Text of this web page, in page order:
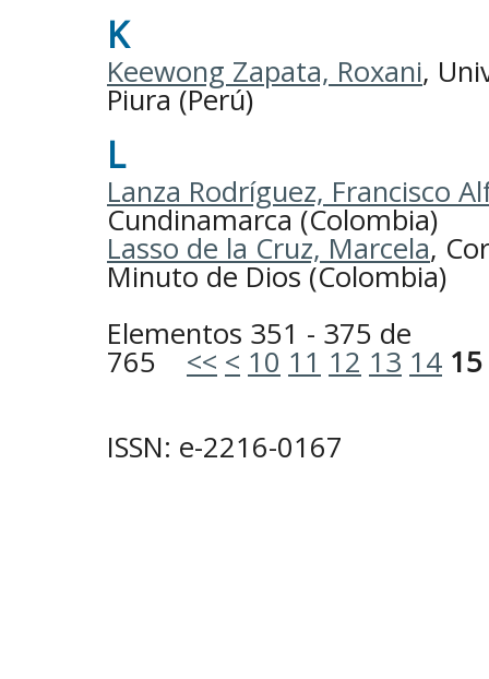
K
Keewong Zapata, Roxani,
Piura (Perú)
L
Lanza Rodríguez, Francisco
Cundinamarca (Colombia)
Lasso de la Cruz, Marcela,
Minuto de Dios (Colombia)
Elementos 351 - 375 de
765 << < 10 11 12 13 14 15
ISSN: e-2216-0167